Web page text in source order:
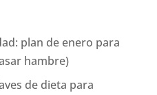
plan de enero para
hambre)
de dieta para